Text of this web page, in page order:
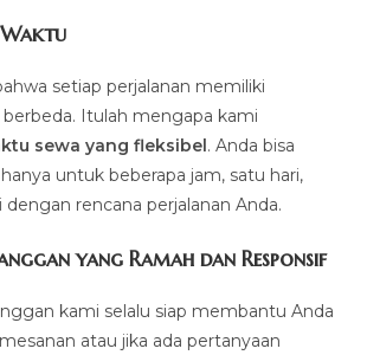
setiap perjalanan memiliki
Itulah mengapa kami
sewa yang fleksibel. Anda bisa
untuk beberapa jam, satu hari,
dengan rencana perjalanan Anda.
yang Ramah dan Responsif
kami selalu siap membantu Anda
atau jika ada pertanyaan